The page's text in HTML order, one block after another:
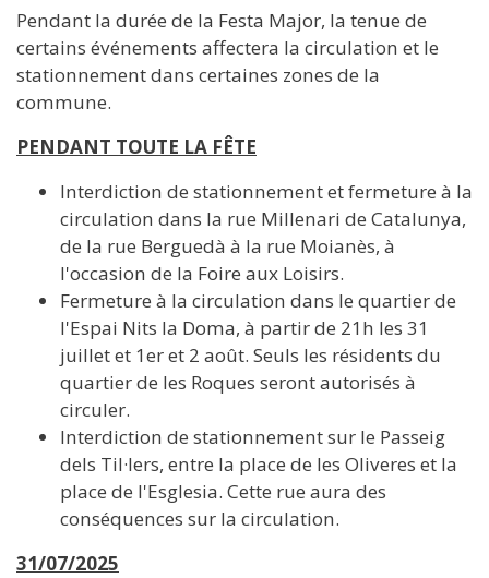
Pendant la durée de la Festa Major, la tenue de
certains événements affectera la circulation et le
stationnement dans certaines zones de la
commune.
PENDANT TOUTE LA FÊTE
Interdiction de stationnement et fermeture à la
circulation dans la rue Millenari de Catalunya,
de la rue Berguedà à la rue Moianès, à
l'occasion de la Foire aux Loisirs.
Fermeture à la circulation dans le quartier de
l'Espai Nits la Doma, à partir de 21h les 31
juillet et 1er et 2 août. Seuls les résidents du
quartier de les Roques seront autorisés à
circuler.
Interdiction de stationnement sur le Passeig
dels Til·lers, entre la place de les Oliveres et la
place de l'Esglesia. Cette rue aura des
conséquences sur la circulation.
31/07/2025